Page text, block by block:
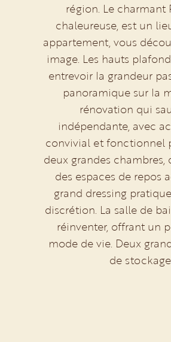
région. Le charmant
chaleureuse, est un
appartement, vous
image. Les hauts
entrevoir la grandeur
panoramique sur la
rénovation qui
indépendante, avec
convivial et fonctionnel
deux grandes
des espaces de repos
grand dressing
discrétion. La salle de
réinventer, offrant un
mode de vie. Deux
de